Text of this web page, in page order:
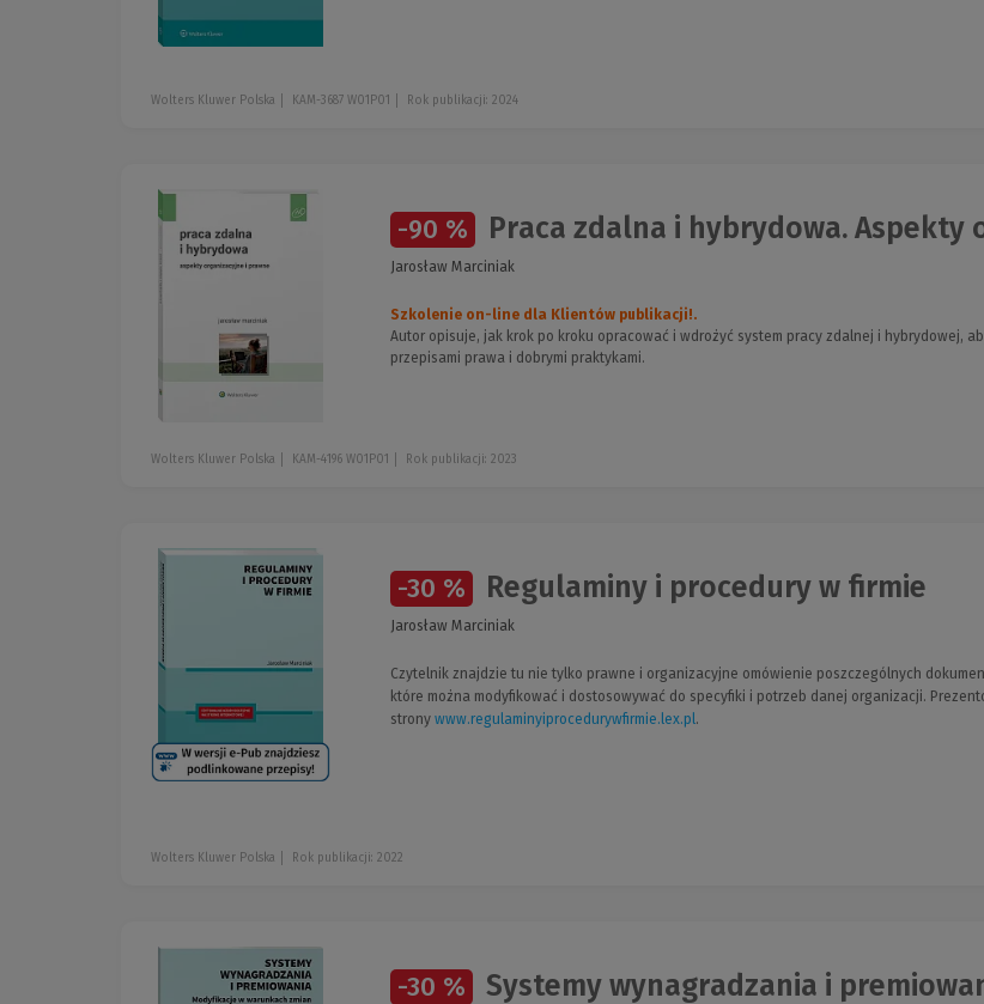
Wolters Kluwer Polska KAM-3687 W01P01 Rok publikacji: 2024
-90 % Praca zdalna i hybrydowa. Aspekty
Jarosław Marciniak
Szkolenie on-line dla Klientów publikacji!.
Autor opisuje, jak krok po kroku opracować i wdrożyć system pracy zdalnej i hybrydowej,
przepisami prawa i dobrymi praktykami.
Wolters Kluwer Polska KAM-4196 W01P01 Rok publikacji: 2023
-30 % Regulaminy i procedury w firmie
Jarosław Marciniak
Czytelnik znajdzie tu nie tylko prawne i organizacyjne omówienie poszczególnych
które można modyfikować i dostosowywać do specyfiki i potrzeb danej organizacji.
strony www.regulaminyiprocedurywfirmie.lex.pl (Link
.
Wolters Kluwer Polska Rok publikacji: 2022
-30 % Systemy wynagradzania i